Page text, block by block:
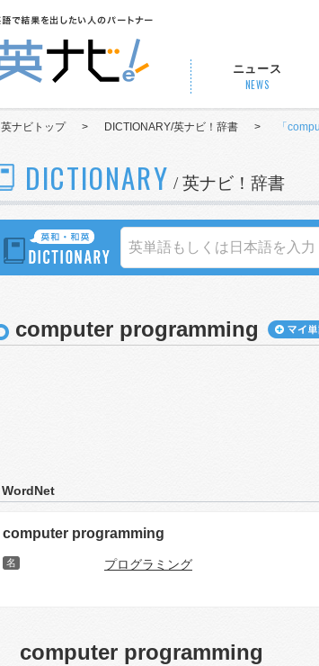
ニュース
NEWS
英ナビトップ > DICTIONARY/英ナビ！辞書 > 「
DICTIONARY / 英ナビ！辞書
computer programming
WordNet
computer programming
名 プログラミング
computer programming